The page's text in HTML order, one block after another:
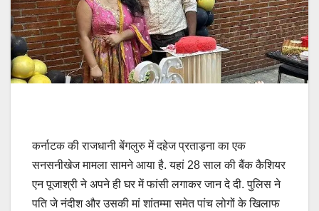
कर्नाटक की राजधानी बेंगलुरु में दहेज प्रताड़ना का एक
सनसनीखेज मामला सामने आया है. यहां 28 साल की बैंक कैशियर
एन पूजाश्री ने अपने ही घर में फांसी लगाकर जान दे दी. पुलिस ने
पति जे नंदीश और उसकी मां शांतम्मा समेत पांच लोगों के खिलाफ